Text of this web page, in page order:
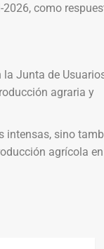
como
Junta de
agraria y
intensas, sino
agrícola